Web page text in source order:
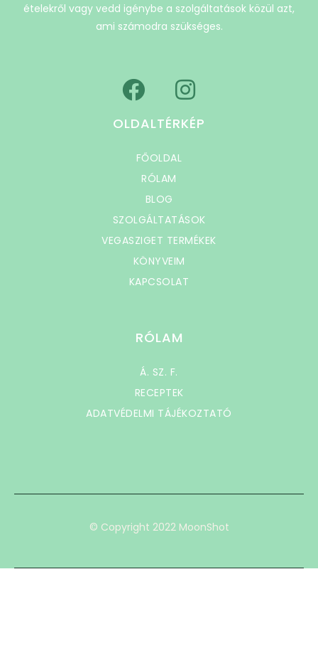
ételekről vagy vedd igénybe a szolgáltatások közül azt,
ami számodra szükséges.
OLDALTÉRKÉP
FŐOLDAL
RÓLAM
BLOG
SZOLGÁLTATÁSOK
VEGASZIGET TERMÉKEK
KÖNYVEIM
KAPCSOLAT
RÓLAM
Á. SZ. F.
RECEPTEK
ADATVÉDELMI TÁJÉKOZTATÓ
© Copyright 2022 MoonShot